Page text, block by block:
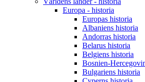
Europa - historia
Europas historia
Albaniens historia
Andorras historia
Belarus historia
Belgiens historia
Bosnien-
Bulgariens historia